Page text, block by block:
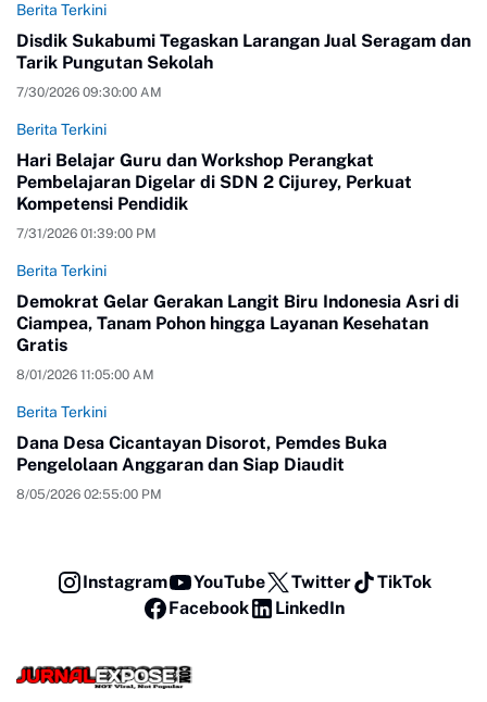
Berita Terkini
Disdik Sukabumi Tegaskan Larangan Jual Seragam dan
Tarik Pungutan Sekolah
7/30/2026 09:30:00 AM
Berita Terkini
Hari Belajar Guru dan Workshop Perangkat
Pembelajaran Digelar di SDN 2 Cijurey, Perkuat
Kompetensi Pendidik
7/31/2026 01:39:00 PM
Berita Terkini
Demokrat Gelar Gerakan Langit Biru Indonesia Asri di
Ciampea, Tanam Pohon hingga Layanan Kesehatan
Gratis
8/01/2026 11:05:00 AM
Berita Terkini
Dana Desa Cicantayan Disorot, Pemdes Buka
Pengelolaan Anggaran dan Siap Diaudit
8/05/2026 02:55:00 PM
Instagram YouTube Twitter
TikTok
Facebook
LinkedIn